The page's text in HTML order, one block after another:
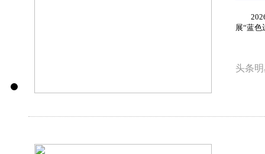
2026
展“蓝
头条